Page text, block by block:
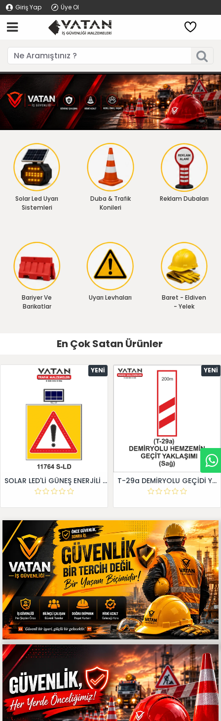
Giriş Yap Üye Ol
Solar Led Uyarı
Sistemleri
Duba & Trafik
Konileri
Reklam Dubaları
Bariyer Ve
Barikatlar
Uyarı Levhaları
Baret - Eldiven
- Yelek
En Çok Satan Ürünler
YENI
SOLAR LED'Lİ GÜNEŞ ENERJİLİ LEVHA
YENI
T-29a DEMİRYOLU GEÇİDİ YAKLAŞIM LEVHALARI (Sağ)